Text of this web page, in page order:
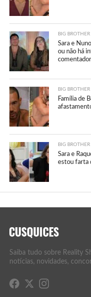
BIG BROTHER
Sara e
ou não há
BIG BROTHER
Família de
BIG BROTHER
Sara e
estou farta
Saiba tudo sobre Reality
notícias, novidades,